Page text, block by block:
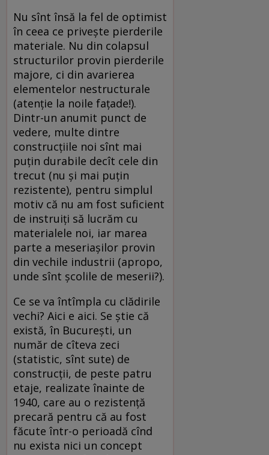
Nu sînt însă la fel de optimist
în ceea ce priveşte pierderile
materiale. Nu din colapsul
structurilor provin pierderile
majore, ci din avarierea
elementelor nestructurale
(atenţie la noile faţade!).
Dintr-un anumit punct de
vedere, multe dintre
construcţiile noi sînt mai
puţin durabile decît cele din
trecut (nu şi mai puţin
rezistente), pentru simplul
motiv că nu am fost suficient
de instruiţi să lucrăm cu
materialele noi, iar marea
parte a meseriaşilor provin
din vechile industrii (apropo,
unde sînt şcolile de meserii?).
Ce se va întîmpla cu clădirile
vechi? Aici e aici. Se ştie că
există, în Bucureşti, un
număr de cîteva zeci
(statistic, sînt sute) de
construcţii, de peste patru
etaje, realizate înainte de
1940, care au o rezistenţă
precară pentru că au fost
făcute într-o perioadă cînd
nu exista nici un concept